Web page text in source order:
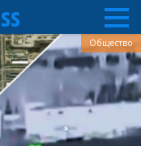
Общество